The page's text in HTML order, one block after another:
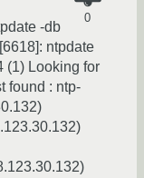
0
-db
ntpdate
(1) Looking for
found : ntp-